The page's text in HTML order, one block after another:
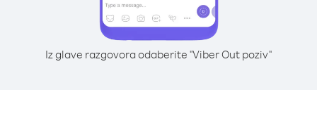
Iz glave razgovora odaberite "Viber Out poziv"